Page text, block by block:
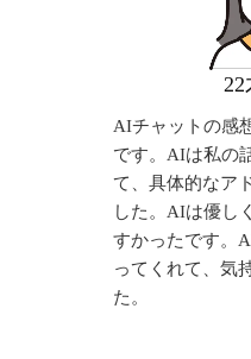
22
AIチャットの感
です。AIは私の
て、具体的なア
した。AIは優し
すかったです。
ってくれて、気
た。